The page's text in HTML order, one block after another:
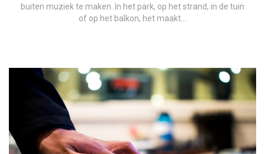
buiten muziek te maken. In het park, op het strand, in de tuin
of op het balkon, het maakt…